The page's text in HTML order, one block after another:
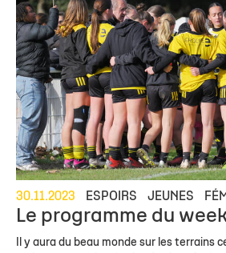
30.11.2023 ESPOIRS JEUNES
Le programme du
Il y aura du beau monde sur les terrains